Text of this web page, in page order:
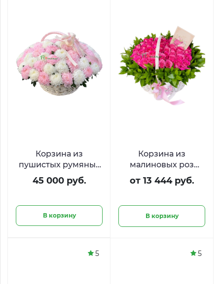
Корзина из
пушистых румяных
и белоснежных
хризантем «Пудра»
45 000 руб.
В корзину
Корзина из
малиновых роз
Маджента
от 13 444 руб.
В корзину
5 5